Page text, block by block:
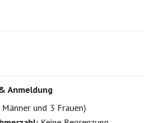
Anmeldung
Männer und 3 Frauen)